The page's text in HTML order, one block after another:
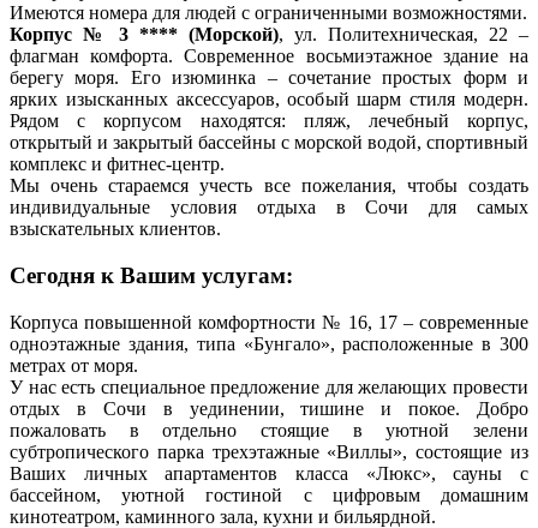
Имеются номера для людей с ограниченными возможностями.
Корпус № 3 **** (Морской), ул. Политехническая, 22 –
флагман комфорта. Современное восьмиэтажное здание на
берегу моря. Его изюминка – сочетание простых форм и
ярких изысканных аксессуаров, особый шарм стиля модерн.
Рядом с корпусом находятся: пляж, лечебный корпус,
открытый и закрытый бассейны с морской водой, спортивный
комплекс и фитнес-центр.
Мы очень стараемся учесть все пожелания, чтобы создать
индивидуальные условия отдыха в Сочи для самых
взыскательных клиентов.
Сегодня к Вашим услугам:
Корпуса повышенной комфортности № 16, 17 – современные
одноэтажные здания, типа «Бунгало», расположенные в 300
метрах от моря.
У нас есть специальное предложение для желающих провести
отдых в Сочи в уединении, тишине и покое. Добро
пожаловать в отдельно стоящие в уютной зелени
субтропического парка трехэтажные «Виллы», состоящие из
Ваших личных апартаментов класса «Люкс», сауны с
бассейном, уютной гостиной с цифровым домашним
кинотеатром, каминного зала, кухни и бильярдной.